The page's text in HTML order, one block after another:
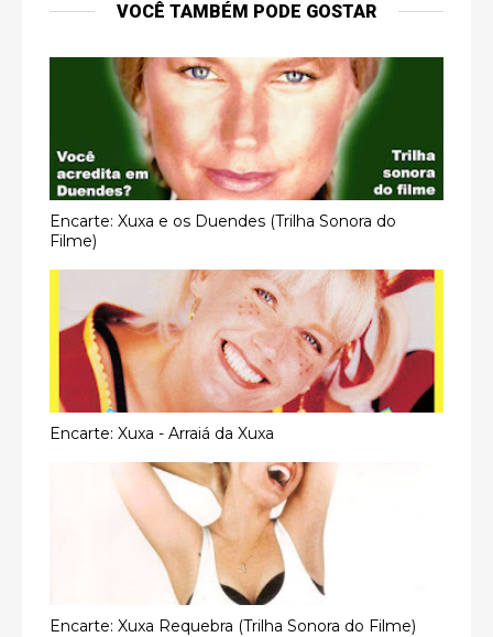
VOCÊ TAMBÉM PODE GOSTAR
Encarte: Xuxa e os Duendes (Trilha Sonora do
Filme)
Encarte: Xuxa - Arraiá da Xuxa
Encarte: Xuxa Requebra (Trilha Sonora do Filme)